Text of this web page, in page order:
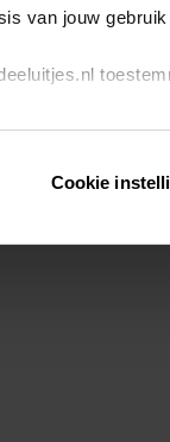
van jouw
welke
Cookie